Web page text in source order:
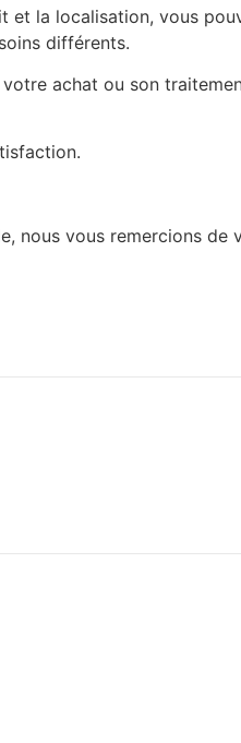
et la localisation, vous
différents.
achat ou son
nous vous remercions de